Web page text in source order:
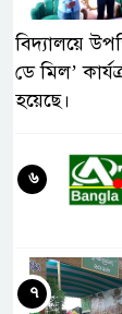
বিদ্যালয়ে
ডে মিল’
হয়েছে।
৬
৭